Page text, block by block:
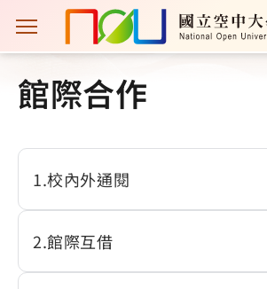
主選單案扭
首頁 服務項目 館際合作
館際合作
1 校內外通閱
2 館際互借